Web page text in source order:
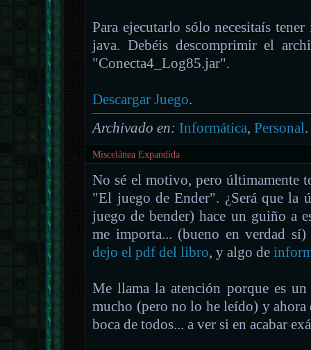
Para ejecutarlo sólo necesitaís
java. Debéis descomprimir el
"Conecta4_Log85.jar".
Descargar Juego.
Archivado en: Informática,Personal.
Miscelánea Expandida
No sé el motivo, pero últimamente
"El juego de Ender". ¿Será que la
juego de bender) hace un guiño a
me importa... (bueno en verdad
dejo el pdf del libro, y algo de
Me llama la atención porque es
mucho (pero no lo he leído) y ahora
boca de todos... a ver si en acabar